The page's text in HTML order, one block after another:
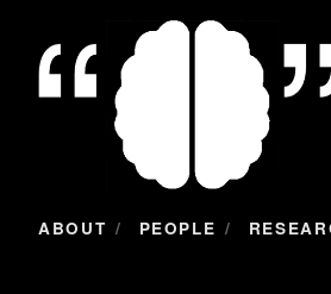
ABOUT / PEOPLE /